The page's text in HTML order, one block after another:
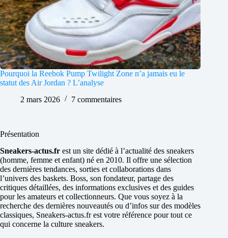
Pourquoi la Reebok Pump Twilight Zone n’a jamais eu le
statut des Air Jordan ? L’analyse
2 mars 2026
7 commentaires
Présentation
Sneakers-actus.fr est un site dédié à l’actualité des sneakers
(homme, femme et enfant) né en 2010. Il offre une sélection
des dernières tendances, sorties et collaborations dans
l’univers des baskets. Boss, son fondateur, partage des
critiques détaillées, des informations exclusives et des guides
pour les amateurs et collectionneurs. Que vous soyez à la
recherche des dernières nouveautés ou d’infos sur des modèles
classiques, Sneakers-actus.fr est votre référence pour tout ce
qui concerne la culture sneakers.